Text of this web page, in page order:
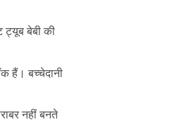
बेबी की
हैं। बच्चेदानी
नहीं बनते